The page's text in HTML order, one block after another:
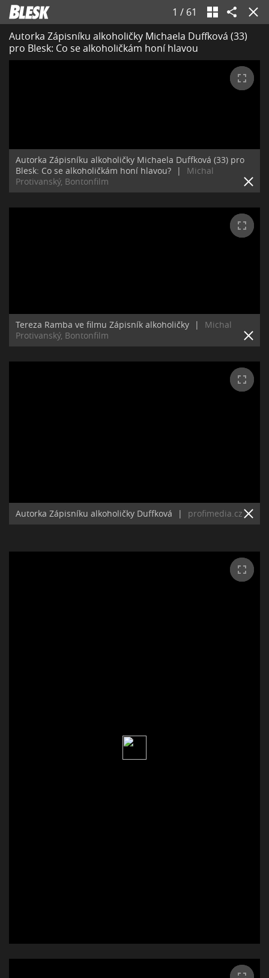
1 / 61
Autorka Zápisníku alkoholičky Michaela Duffková (33)
pro Blesk: Co se alkoholičkám honí hlavou
Autorka Zápisníku alkoholičky Michaela Duffková (33) pro
Blesk: Co se alkoholičkám honí hlavou?
|
Michal
Protivanský, Bontonfilm
Tereza Ramba ve filmu Zápisník alkoholičky |
Michal
Protivanský, Bontonfilm
Autorka Zápisníku alkoholičky Duffková | profimedia.cz